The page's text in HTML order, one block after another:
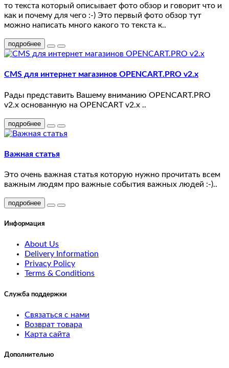
то текста который описывает фото обзор и говорит что и
как и почему для чего :-) Это первый фото обзор тут
можно написать много какого то текста к..
подробнее
CMS для интернет магазинов OPENCART.PRO v2.x
Рады представить Вашему вниманию OPENCART.PRO
v2.x основанную на OPENCART v2.x ..
подробнее
Важная статья
Это очень важная статья которую нужно прочитать всем
важным людям про важные события важных людей :-)..
подробнее
Информация
About Us
Delivery Information
Privacy Policy
Terms & Conditions
Служба поддержки
Связаться с нами
Возврат товара
Карта сайта
Дополнительно